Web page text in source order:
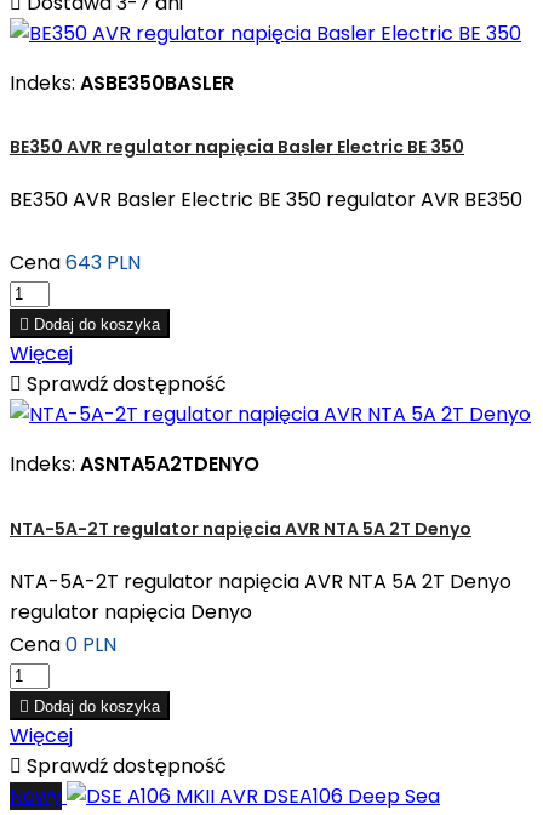
Indeks: ASBE350BASLER
BE350 AVR regulator napięcia Basler Electric BE 350
BE350 AVR Basler Electric BE 350 regulator AVR BE350
Cena643 PLN
 Dodaj do koszyka
Więcej
 Sprawdź dostępność
Indeks: ASNTA5A2TDENYO
NTA-5A-2T regulator napięcia AVR NTA 5A 2T Denyo
NTA-5A-2T regulator napięcia AVR NTA 5A 2T Denyo
regulator napięcia Denyo
Cena0 PLN
 Dodaj do koszyka
Więcej
 Sprawdź dostępność
Nowy